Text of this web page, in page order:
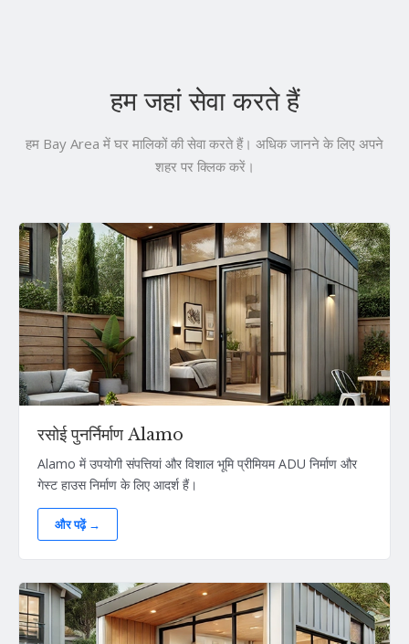
हम जहां सेवा करते हैं
हम Bay Area में घर मालिकों की सेवा करते हैं। अधिक जानने के लिए अपने
शहर पर क्लिक करें।
रसोई पुनर्निर्माण Alamo
Alamo में उपयोगी संपत्तियां और विशाल भूमि प्रीमियम ADU निर्माण और
गेस्ट हाउस निर्माण के लिए आदर्श हैं।
और पढ़ें →